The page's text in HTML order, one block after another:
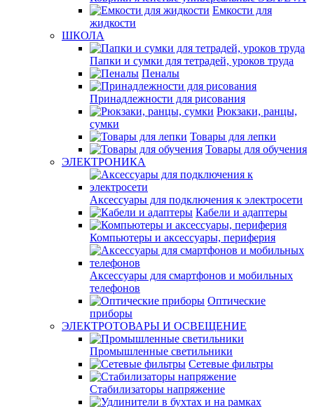
Емкости для
жидкости
ШКОЛА
Папки и сумки для тетрадей, уроков труда
Пеналы
Принадлежности для рисования
Рюкзаки, ранцы,
сумки
Товары для лепки
Товары для обучения
ЭЛЕКТРОНИКА
Аксессуары для подключения к электросети
Кабели и адаптеры
Компьютеры и аксессуары, периферия
Аксессуары для смартфонов и мобильных
телефонов
Оптические
приборы
ЭЛЕКТРОТОВАРЫ И ОСВЕЩЕНИЕ
Промышленные светильники
Сетевые фильтры
Стабилизаторы напряжение